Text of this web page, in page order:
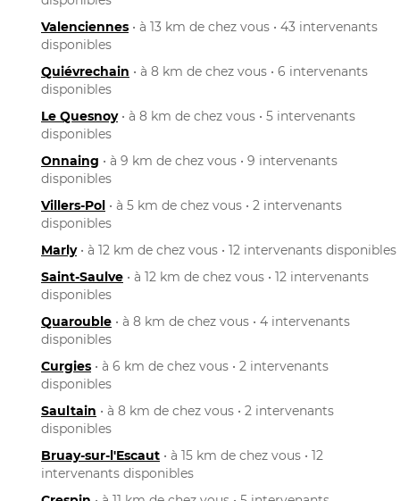
Valenciennes • à 13 km de chez vous • 43 intervenants
disponibles
Quiévrechain • à 8 km de chez vous • 6 intervenants
disponibles
Le Quesnoy• à 8 km de chez vous • 5 intervenants
disponibles
Onnaing • à 9 km de chez vous • 9 intervenants
disponibles
Villers-Pol • à 5 km de chez vous • 2 intervenants
disponibles
Marly• à 12 km de chez vous • 12 intervenants disponibles
Saint-Saulve • à 12 km de chez vous • 12 intervenants
disponibles
Quarouble • à 8 km de chez vous • 4 intervenants
disponibles
Curgies • à 6 km de chez vous • 2 intervenants
disponibles
Saultain • à 8 km de chez vous • 2 intervenants
disponibles
Bruay-sur-l'Escaut • à 15 km de chez vous • 12
intervenants disponibles